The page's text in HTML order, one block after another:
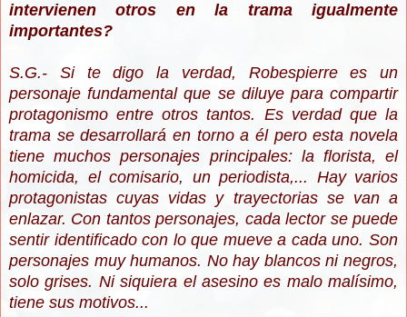
intervienen otros en la trama igualmente
importantes?
S.G.- Si te digo la verdad, Robespierre es un
personaje fundamental que se diluye para compartir
protagonismo entre otros tantos. Es verdad que la
trama se desarrollará en torno a él pero esta novela
tiene muchos personajes principales: la florista, el
homicida, el comisario, un periodista,... Hay varios
protagonistas cuyas vidas y trayectorias se van a
enlazar. Con tantos personajes, cada lector se puede
sentir identificado con lo que mueve a cada uno. Son
personajes muy humanos. No hay blancos ni negros,
solo grises. Ni siquiera el asesino es malo malísimo,
tiene sus motivos...